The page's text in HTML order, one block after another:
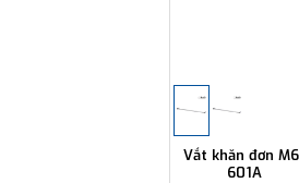
Vắt khăn đơn
601A